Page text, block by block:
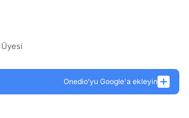
Onedio’yu Google'a ekleyin